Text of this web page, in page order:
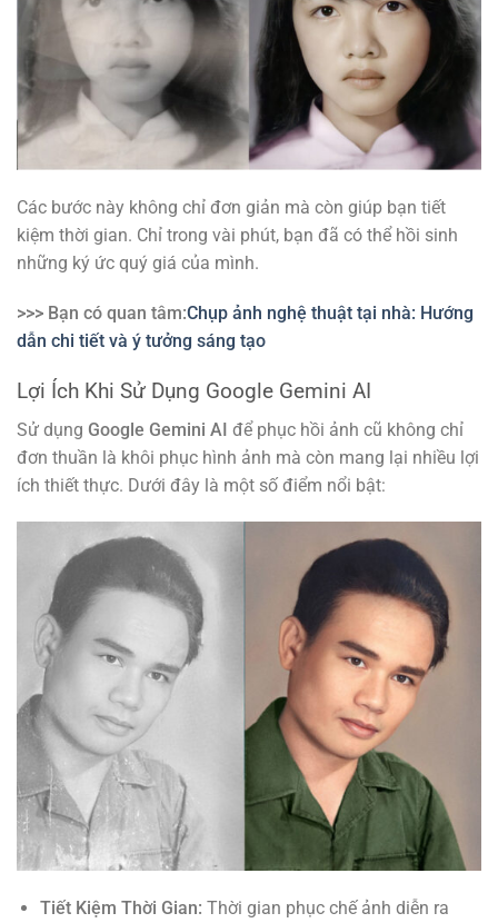
Các bước này không chỉ đơn giản mà còn giúp bạn tiết
kiệm thời gian. Chỉ trong vài phút, bạn đã có thể hồi sinh
những ký ức quý giá của mình.
>>> Bạn có quan tâm:Chụp ảnh nghệ thuật tại nhà: Hướng
dẫn chi tiết và ý tưởng sáng tạo
Lợi Ích Khi Sử Dụng Google Gemini AI
Sử dụng Google Gemini AI để phục hồi ảnh cũ không chỉ
đơn thuần là khôi phục hình ảnh mà còn mang lại nhiều lợi
ích thiết thực. Dưới đây là một số điểm nổi bật:
Tiết Kiệm Thời Gian: Thời gian phục chế ảnh diễn ra